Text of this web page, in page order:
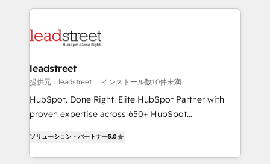
implement, and optimize systems to enhance user
marketing, and service teams. From setup to
management, and speed up deal closures. With 500+
projects completed, our Agile approach ensures your
HubSpot CRM drives measurable results. Our
RevOps services align your sales, marketing, and
optimize the revenue lifecycle—lead generation to
retention—by refining processes and eliminating
leadstreet
提供元：leadstreet インストール数10件未満
HubSpot. Done Right. Elite HubSpot Partner with
proven expertise across 650+ HubSpot
experience, we help you use the HubSpot platform
to its fullest capacity, improve your current HubSpot
ソリューション・パートナー5.0